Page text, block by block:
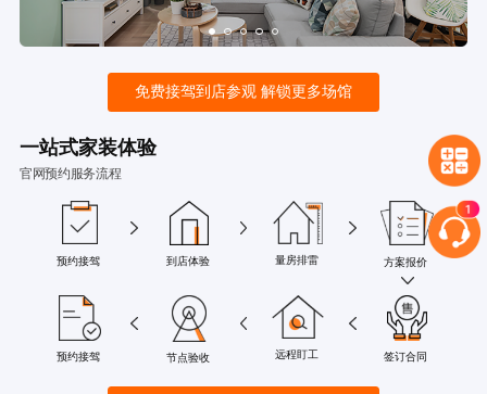
免费接驾到店参观 解锁更多场馆
一站式家装体验
官网预约服务流程
预约接驾 到店体验 量房排雷 方案报价
预约接驾 节点验收 远程盯工 签订合同